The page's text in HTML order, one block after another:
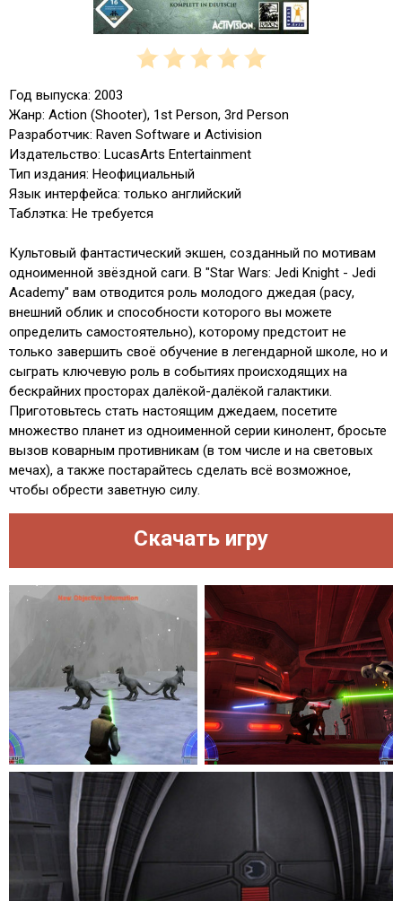
Год выпуска: 2003
Жанр: Action (Shooter), 1st Person, 3rd Person
Разработчик: Raven Software и Activision
Издательство: LucasArts Entertainment
Тип издания: Неофициальный
Язык интерфейса: только английский
Таблэтка: Не требуется
Культовый фантастический экшен, созданный по мотивам
одноименной звёздной саги. В "Star Wars: Jedi Knight - Jedi
Academy" вам отводится роль молодого джедая (расу,
внешний облик и способности которого вы можете
определить самостоятельно), которому предстоит не
только завершить своё обучение в легендарной школе, но и
сыграть ключевую роль в событиях происходящих на
бескрайних просторах далёкой-далёкой галактики.
Приготовьтесь стать настоящим джедаем, посетите
множество планет из одноименной серии кинолент, бросьте
вызов коварным противникам (в том числе и на световых
мечах), а также постарайтесь сделать всё возможное,
чтобы обрести заветную силу.
Скачать игру